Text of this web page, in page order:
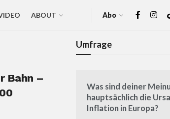
ABOUT Abo
Bahn –
Umfrage
Was sind deiner
hauptsächlich die
Inflation in Europa?